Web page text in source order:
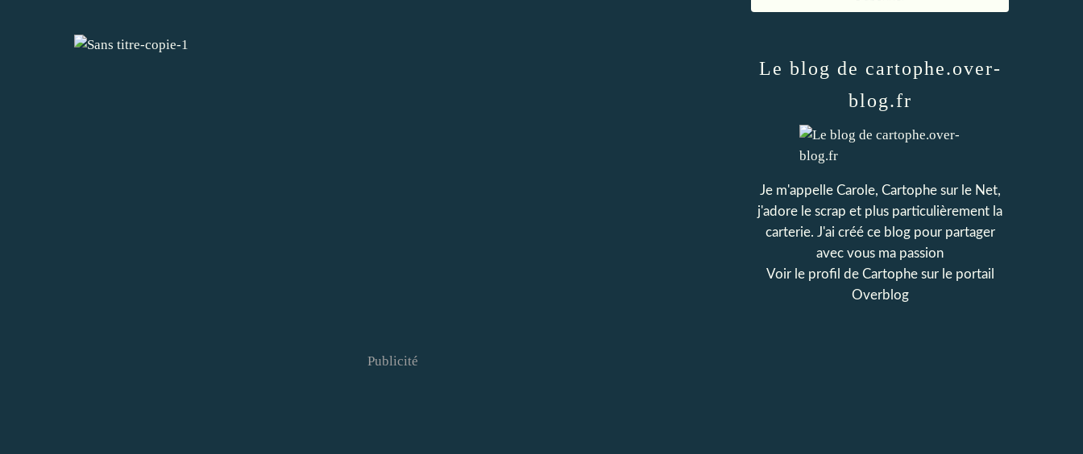
Publicité
Le blog de cartophe.over-
blog.fr
Je m'appelle Carole, Cartophe sur le Net,
j'adore le scrap et plus particulièrement la
carterie. J'ai créé ce blog pour partager
avec vous ma passion
Voir le profil de Cartophesur le portail
Overblog